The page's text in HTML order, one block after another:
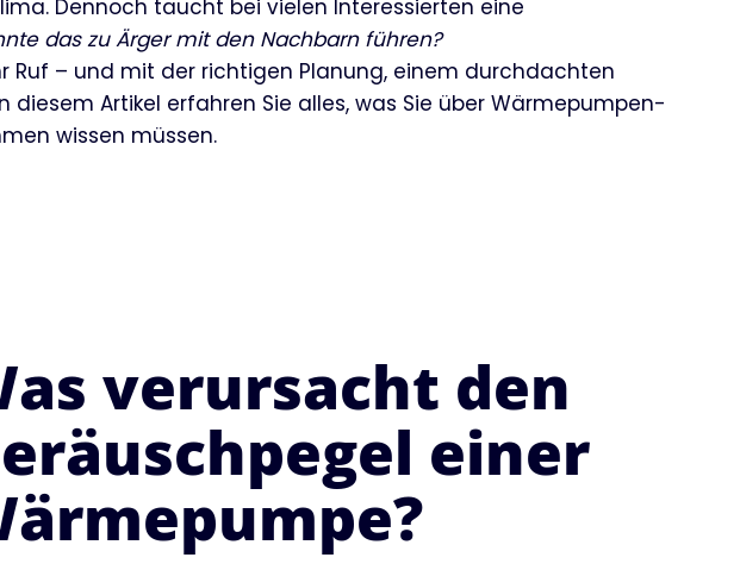
Dennoch taucht bei vielen Interessierten eine
das zu Ärger mit den Nachbarn führen?
Ruf – und mit der richtigen Planung, einem durchdachten
Artikel erfahren Sie alles, was Sie über Wärmepumpen-
wissen müssen.
verursacht den
einer